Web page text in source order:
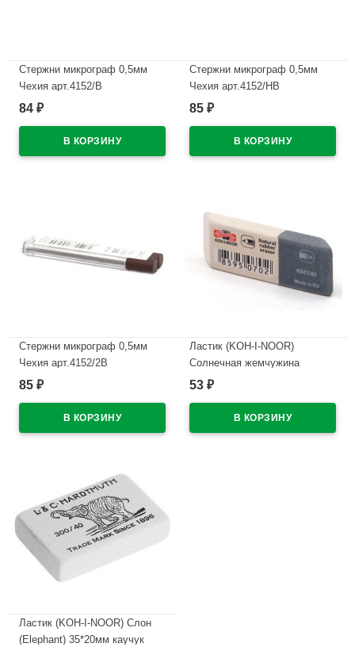
Стержни микрограф 0,5мм
Чехия арт.4152/В
В наличии
84 ₽
Стержни микрограф 0,5мм
Чехия арт.4152/НВ
В наличии
85 ₽
Стержни микрограф 0,5мм
Чехия арт.4152/2В
В наличии
85 ₽
Ластик (KOH-I-NOOR)
Солнечная жемчужина
(Sunpearl) 60*18мм
53 ₽
Ластик (KOH-I-NOOR) Слон
(Elephant) 35*20мм каучук